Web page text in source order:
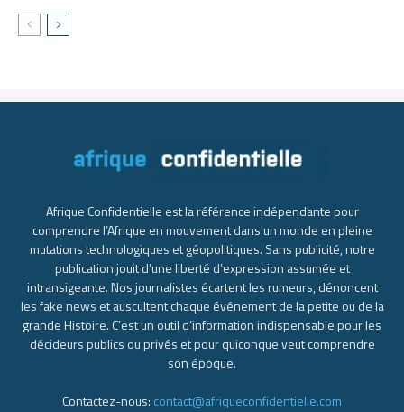
Afrique Confidentielle est la référence indépendante pour
comprendre l’Afrique en mouvement dans un monde en pleine
mutations technologiques et géopolitiques. Sans publicité, notre
publication jouit d’une liberté d’expression assumée et
intransigeante. Nos journalistes écartent les rumeurs, dénoncent
les fake news et auscultent chaque événement de la petite ou de la
grande Histoire. C’est un outil d’information indispensable pour les
décideurs publics ou privés et pour quiconque veut comprendre
son époque.
Contactez-nous: contact@afriqueconfidentielle.com